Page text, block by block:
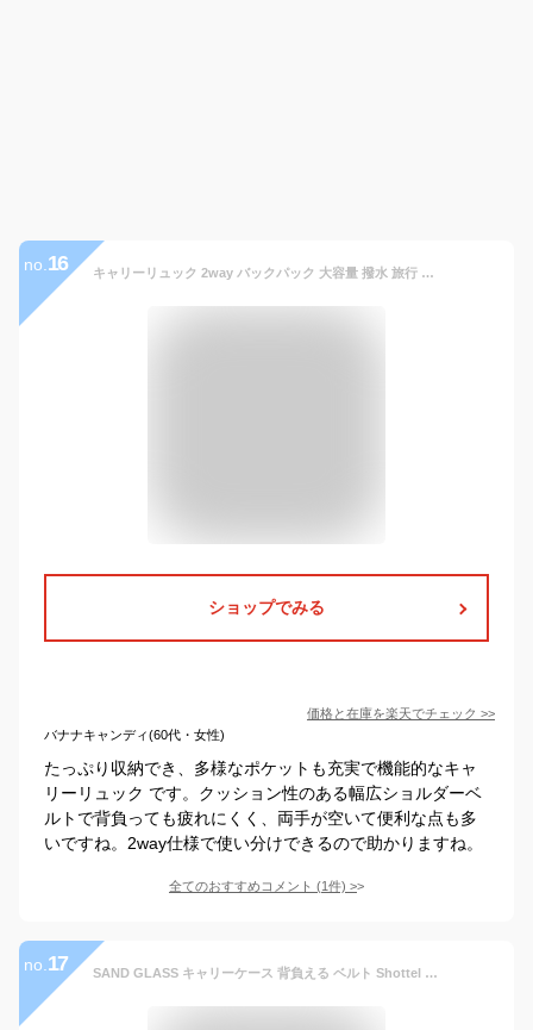
no. 16 キャリーリュック 2way バックパック 大容量 撥水 旅行 出張 ビジネス 機内持ち込み 多機能 PC収納 メンズ レディース 修学旅行 アウトドア 部活 合宿 通学 丈夫 背負える キャリーバッグ キャスター付き 156インチ 衝撃吸収 クッション
ショップでみる
価格と在庫を楽天でチェック >>
バナナキャンディ(60代・女性)
たっぷり収納でき、多様なポケットも充実で機能的なキャ
リーリュック です。クッション性のある幅広ショルダーベ
ルトで背負っても疲れにくく、両手が空いて便利な点も多
いですね。2way仕様で使い分けできるので助かりますね。
全てのおすすめコメント (1件) >
no. 17 SAND GLASS キャリーケース 背負える ベルト Shottel ショッテル 2TYPE A/B ｜背負いベルト スーツケース 背負う キャリーバッグ 旅行 出張 階段 重い 荷物 両手が空く 便利 防災 楽器 運搬 通学 通勤 メンズ レディース 男女兼用 軽量 旅行 トラベル 固定ベルト 便利グッズ